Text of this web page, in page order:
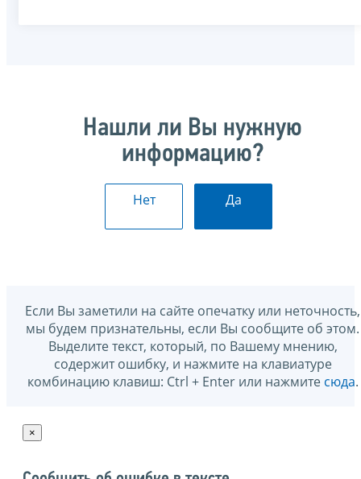
Нашли ли Вы нужную
информацию?
Нет Да
Если Вы заметили на сайте опечатку или неточность,
мы будем признательны, если Вы сообщите об этом.
Выделите текст, который, по Вашему мнению,
содержит ошибку, и нажмите на клавиатуре
комбинацию клавиш: Ctrl + Enter или нажмите сюда.
×